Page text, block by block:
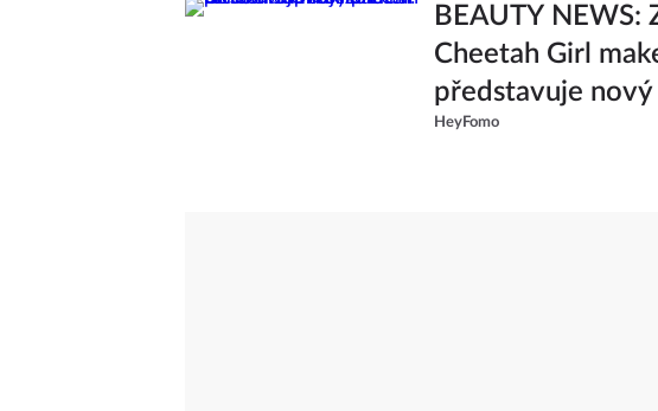
BEAUTY NEWS:
Cheetah Girl
představuje
HeyFomo